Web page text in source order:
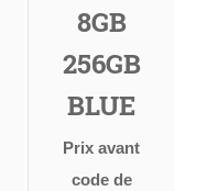
8GB
256GB
BLUE
Prix avant
code de